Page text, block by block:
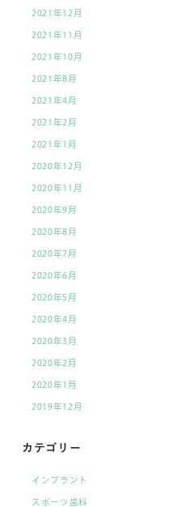
2021年12月
2021年11月
2021年10月
2021年8月
2021年4月
2021年2月
2021年1月
2020年12月
2020年11月
2020年9月
2020年8月
2020年7月
2020年6月
2020年5月
2020年4月
2020年3月
2020年2月
2020年1月
2019年12月
カテゴリー
インプラント
スポーツ歯科